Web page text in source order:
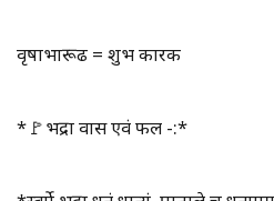
वृषाभारूढ = शुभ कारक
*🚩भद्रा वास एवं फल -:*